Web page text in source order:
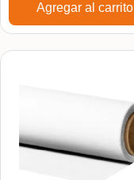
Agregar al carrito